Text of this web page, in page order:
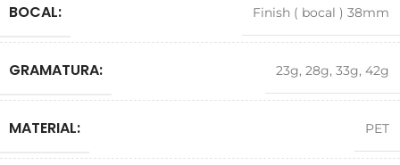
BOCAL: Finish ( bocal ) 38mm
GRAMATURA: 23g, 28g, 33g, 42g
MATERIAL: PET